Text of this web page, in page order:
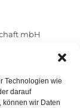
Technologien wie
darauf
können wir Daten
mbH